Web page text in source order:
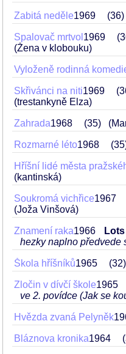
Zabitá neděle1969 36
Spalovač mrtvol 1969
(Žena v klobouku)
Vyloženě rodinná
Skřivánci na niti1969
(trestankyně Elza)
Zahrada1968 35
Rozmarné léto1968 35
Hříšní lidé města
(kantinská)
Soukromá vichřice1967
(Joža Vinšová)
Znamení raka1966 Lots
hezky naplno předvede
Škola hříšníků1965 32
Zločin v dívčí škole1965
ve 2. povídce (Jak se
Hvězda zvaná Pelyněk
Bláznova kronika1964